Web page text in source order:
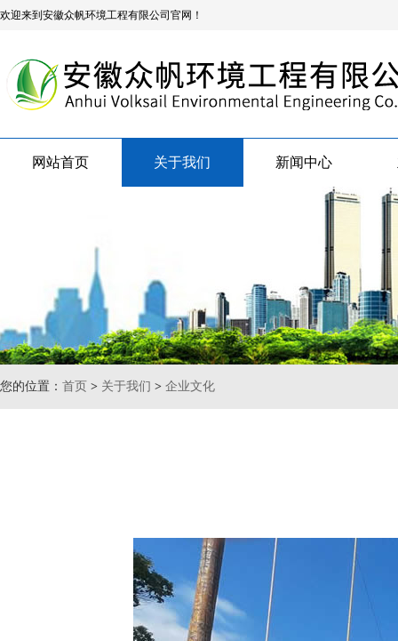
欢迎来到安徽众帆环境工程有限公司官网！
网站首页 关于我们 新闻中心
您的位置： 首页 > 关于我们 > 企业文化